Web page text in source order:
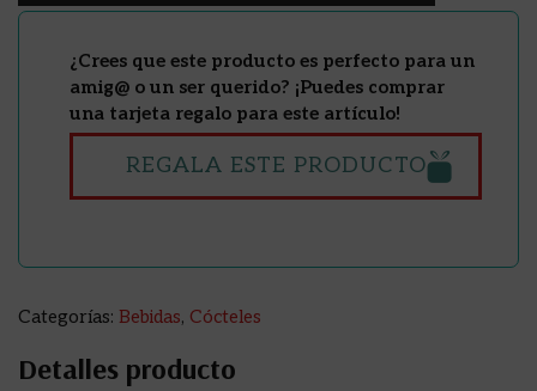
¿Crees que este producto es perfecto para un
amig@ o un ser querido? ¡Puedes comprar
una tarjeta regalo para este artículo!
REGALA ESTE PRODUCTO
Categorías: Bebidas, Cócteles
Detalles producto